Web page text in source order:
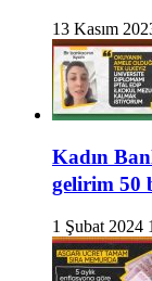
13 Kasım
Kadın
gelirim 50
1 Şubat 2024